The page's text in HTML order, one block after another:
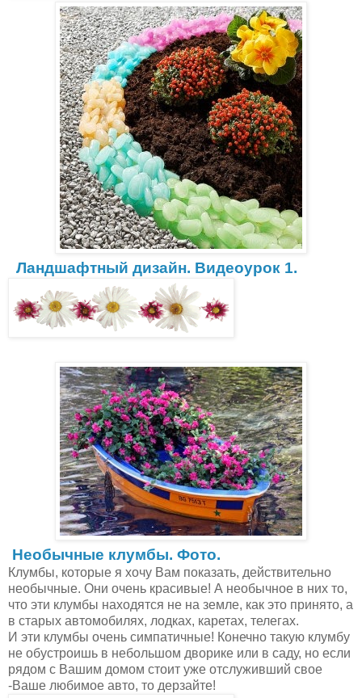
Ландшафтный дизайн. Видеоурок 1.
Необычные клумбы. Фото.
Клумбы, которые я хочу Вам показать, действительно
необычные. Они очень красивые! А необычное в них то,
что эти клумбы находятся не на земле, как это принято, а
в старых автомобилях, лодках, каретах, телегах.
И эти клумбы очень симпатичные! Конечно такую клумбу
не обустроишь в небольшом дворике или в саду, но если
рядом с Вашим домом стоит уже отслуживший свое
-Ваше любимое авто, то дерзайте!